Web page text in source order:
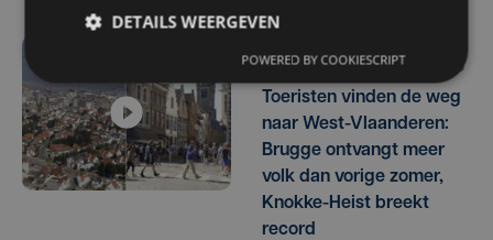
do 6 augustus | 14:36
Toeristen vinden de weg
naar West-Vlaanderen:
Brugge ontvangt meer
volk dan vorige zomer,
Knokke-Heist breekt
record
DETAILS WEERGEVEN
POWERED BY COOKIESCRIPT